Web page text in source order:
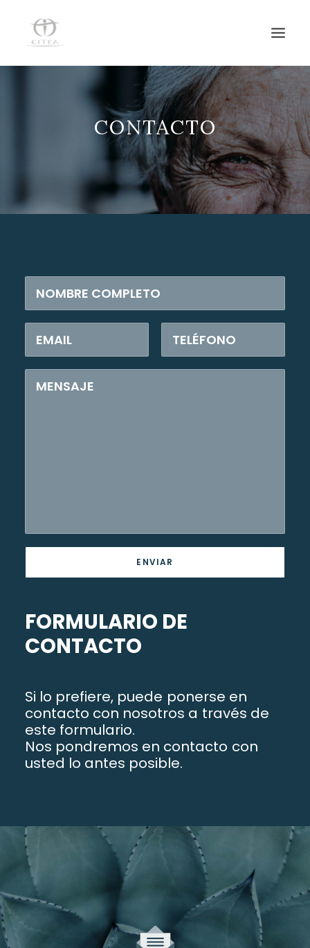
CENTRO DE DÍA
CONTACTO
FORMULARIO DE
CONTACTO
Si lo prefiere, puede ponerse en
contacto con nosotros a través de
este formulario.
Nos pondremos en contacto con
usted lo antes posible.